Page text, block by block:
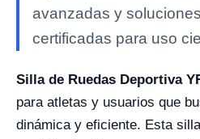
avanzadas y
certificadas para uso
Silla de Ruedas Deportiva
para atletas y usuarios que
dinámica y eficiente. Esta